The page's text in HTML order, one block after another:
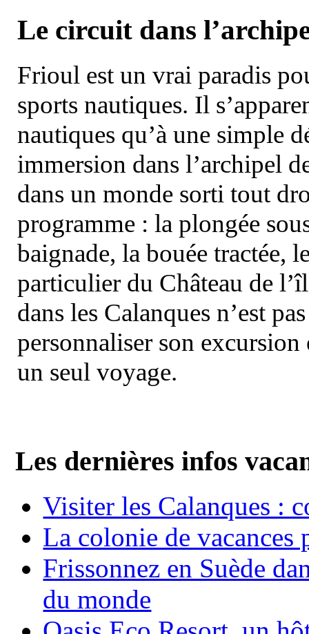
Le circuit dans
Frioul est un vrai paradis
sports nautiques. Il
nautiques qu’à une simple
immersion dans l’archipel
dans un monde sorti tout
programme : la plongée
baignade, la bouée tractée,
particulier du Château de
dans les Calanques n’est
personnaliser son
un seul voyage.
Les dernières infos
Visiter les Calanques :
La colonie de vacances
Frissonnez en Suède
du monde